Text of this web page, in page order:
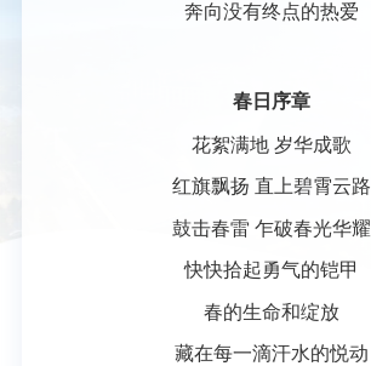
奔向没有终点的热爱
春日序章
花絮满地 岁华成歌
红旗飘扬 直上碧霄云路
鼓击春雷 乍破春光华耀
快快拾起勇气的铠甲
春的生命和绽放
藏在每一滴汗水的悦动